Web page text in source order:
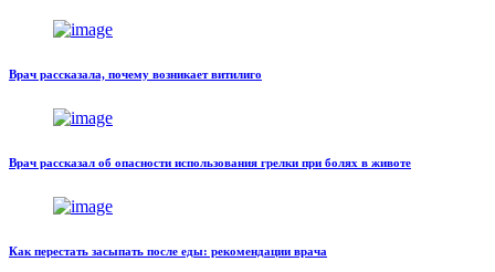
Врач рассказала, почему возникает витилиго
Врач рассказал об опасности использования грелки при болях в животе
Как перестать засыпать после еды: рекомендации врача